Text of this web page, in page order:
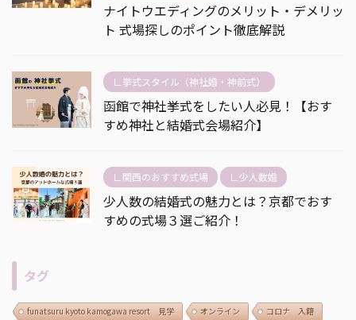
ナイトウエディングのメリット・デメリッ
ト 式場探しのポイント徹底解説
∟挙式スタイル（神社婚・神前式）
函館で神社挙式をしたい人必見！【おす
すめ神社と結婚式会場紹介】
∟関西のおすすめ式場 ∟少人数婚
少人数の結婚式の魅力とは？京都でおす
すめの式場３選ご紹介！
タグ
funatsuru kyoto kamogawa resort 見学 オンライン コロナ 入籍